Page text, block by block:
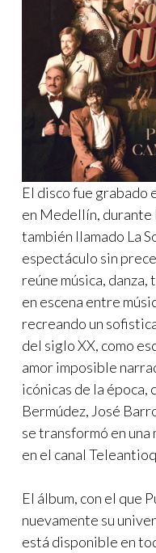
El disco fue grabado
en Medellín, durante
también llamado La
espectáculo sin
reúne música,
en escena entre
recreando un
del siglo XX, como
amor imposible
icónicas de la época,
Bermúdez, José
se transformó en
en el canal
El álbum, con el que
nuevamente su
está disponible en